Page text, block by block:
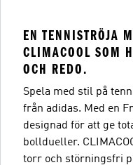
EN TENNISTRÖJA
CLIMACOOL SOM
OCH REDO.
Spela med stil på
från adidas. Med en
designad för att ge
bolldueller.
torr och störningsfri